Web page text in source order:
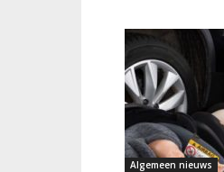
Algemeen nieuws